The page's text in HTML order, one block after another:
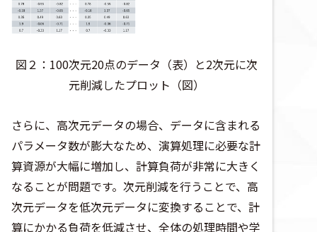
図２：100次元20点のデータ（表）と2次元に次
元削減したプロット（図）
さらに、高次元データの場合、データに含まれる
パラメータ数が膨大なため、演算処理に必要な計
算資源が大幅に増加し、計算負荷が非常に大きく
なることが問題です。次元削減を行うことで、高
次元データを低次元データに変換することで、計
算にかかる負荷を低減させ、全体の処理時間や学